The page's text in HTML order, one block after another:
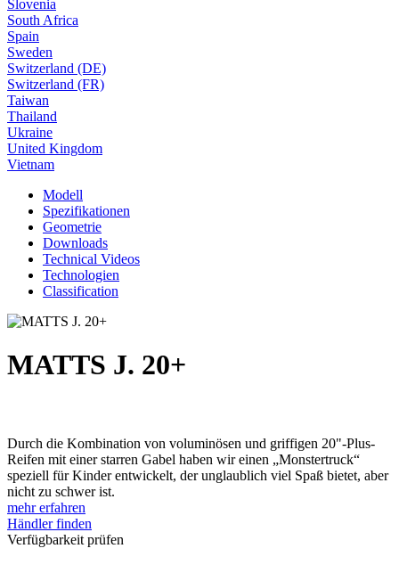
Slovenia
South Africa
Spain
Sweden
Switzerland (DE)
Switzerland (FR)
Taiwan
Thailand
Ukraine
United Kingdom
Vietnam
Modell
Spezifikationen
Geometrie
Downloads
Technical Videos
Technologien
Classification
MATTS J. 20+
Durch die Kombination von voluminösen und griffigen 20"-Plus-
Reifen mit einer starren Gabel haben wir einen „Monstertruck“
speziell für Kinder entwickelt, der unglaublich viel Spaß bietet, aber
nicht zu schwer ist.
mehr erfahren
Händler finden
Verfügbarkeit prüfen